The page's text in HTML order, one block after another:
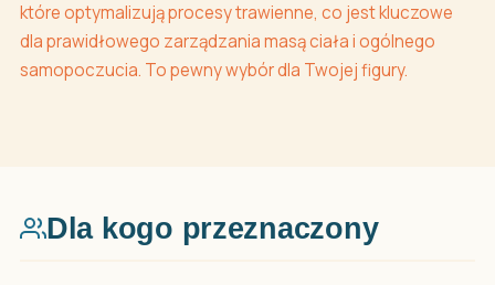
które optymalizują procesy trawienne, co jest kluczowe
dla prawidłowego zarządzania masą ciała i ogólnego
samopoczucia. To pewny wybór dla Twojej figury.
Dla kogo przeznaczony